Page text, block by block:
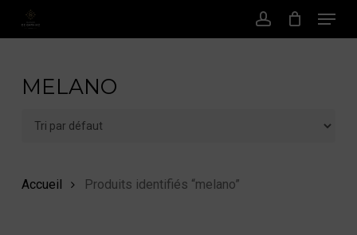
Passer
principal
Compte
Menu
MELANO
Accueil Produits identifiés “melano”